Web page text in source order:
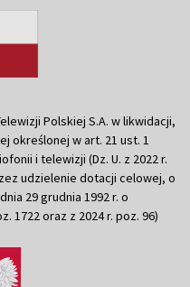
Polskiej S.A. w likwidacji,
określonej w art. 21 ust. 1
i telewizji (Dz. U. z 2022 r.
udzielenie dotacji celowej, o
29 grudnia 1992 r. o
1722 oraz z 2024 r. poz. 96)